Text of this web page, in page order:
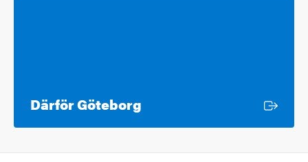
Därför Göteborg